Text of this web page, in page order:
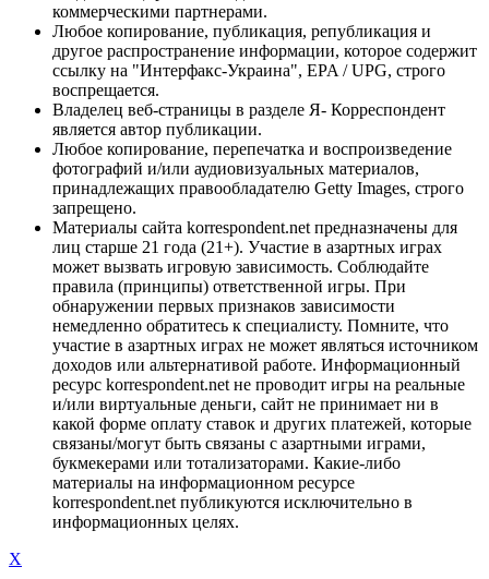
коммерческими партнерами.
Любое копирование, публикация, републикация и
другое распространение информации, которое содержит
ссылку на "Интерфакс-Украина", EPA / UPG, строго
воспрещается.
Владелец веб-страницы в разделе Я- Корреспондент
является автор публикации.
Любое копирование, перепечатка и воспроизведение
фотографий и/или аудиовизуальных материалов,
принадлежащих правообладателю Getty Images, строго
запрещено.
Материалы сайта korrespondent.net предназначены для
лиц старше 21 года (21+). Участие в азартных играх
может вызвать игровую зависимость. Соблюдайте
правила (принципы) ответственной игры. При
обнаружении первых признаков зависимости
немедленно обратитесь к специалисту. Помните, что
участие в азартных играх не может являться источником
доходов или альтернативой работе. Информационный
ресурс korrespondent.net не проводит игры на реальные
и/или виртуальные деньги, сайт не принимает ни в
какой форме оплату ставок и других платежей, которые
связаны/могут быть связаны с азартными играми,
букмекерами или тотализаторами. Какие-либо
материалы на информационном ресурсе
korrespondent.net публикуются исключительно в
информационных целях.
X